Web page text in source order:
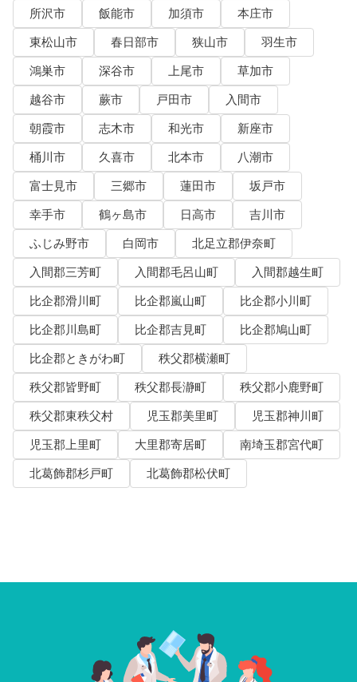
所沢市
飯能市 加須市
本庄市
東松山市
春日部市 狭山市
羽生市
鴻巣市
深谷市 上尾市
草加市
越谷市
蕨市 戸田市
入間市
朝霞市
志木市 和光市
新座市
桶川市
久喜市 北本市
八潮市
富士見市
三郷市 蓮田市
坂戸市
幸手市
鶴ヶ島市 日高市
吉川市
ふじみ野市
白岡市
北足立郡伊奈町
入間郡三芳町
入間郡毛呂山町
入間郡越生町
比企郡滑川町
比企郡嵐山町
比企郡小川町
比企郡川島町
比企郡吉見町
比企郡鳩山町
比企郡ときがわ町
秩父郡横瀬町
秩父郡皆野町
秩父郡長瀞町
秩父郡小鹿野町
秩父郡東秩父村
児玉郡美里町
児玉郡神川町
児玉郡上里町
大里郡寄居町
南埼玉郡宮代町
北葛飾郡杉戸町
北葛飾郡松伏町